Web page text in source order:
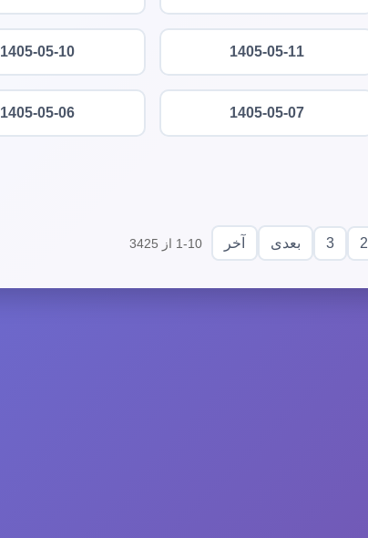
1405-05-11
1405-05-10
1405-05-07
1405-05-06
2
3 بعدی آخر 1-10 از 3425